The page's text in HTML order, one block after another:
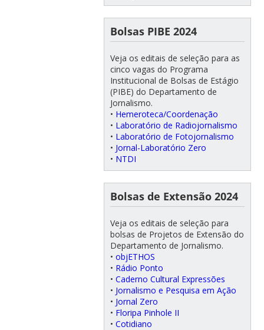
Bolsas PIBE 2024
Veja os editais de seleção para as
cinco vagas do Programa
Institucional de Bolsas de Estágio
(PIBE) do Departamento de
Jornalismo.
• Hemeroteca/Coordenação
• Laboratório de Radiojornalismo
• Laboratório de Fotojornalismo
• Jornal-Laboratório Zero
• NTDI
Bolsas de Extensão 2024
Veja os editais de seleção para
bolsas de Projetos de Extensão do
Departamento de Jornalismo.
• objETHOS
• Rádio Ponto
• Caderno Cultural Expressões
• Jornalismo e Pesquisa em Ação
• Jornal Zero
• Floripa Pinhole II
• Cotidiano